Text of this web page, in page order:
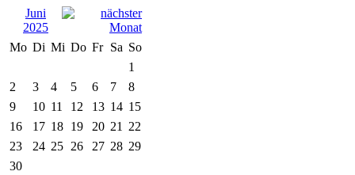
Juni
2025
Mo Di Mi Do Fr Sa So
1
2
3 4 5 6 7
8
9
10 11 12 13 14 15
16
17 18 19 20 21
22
23
24 25 26 27 28 29
30